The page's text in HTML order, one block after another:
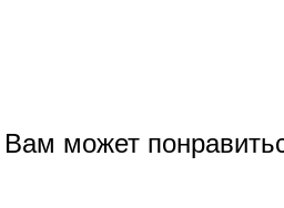
Вам может